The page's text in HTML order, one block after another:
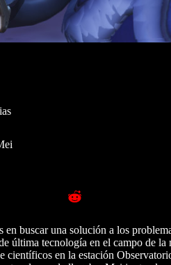
en buscar una solución a los
última tecnología en el campo de la
científicos en la estación